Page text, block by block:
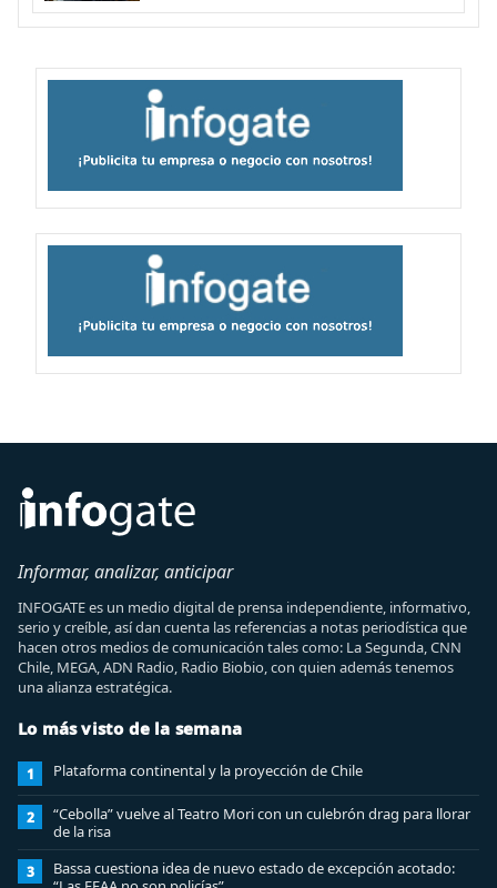
Informar, analizar, anticipar
INFOGATE es un medio digital de prensa independiente, informativo,
serio y creíble, así dan cuenta las referencias a notas periodística que
hacen otros medios de comunicación tales como: La Segunda, CNN
Chile, MEGA, ADN Radio, Radio Biobio, con quien además tenemos
una alianza estratégica.
Lo más visto de la semana
1 Plataforma continental y la proyección de Chile
2
“Cebolla” vuelve al Teatro Mori con un culebrón drag para llorar
de la risa
3
Bassa cuestiona idea de nuevo estado de excepción acotado: